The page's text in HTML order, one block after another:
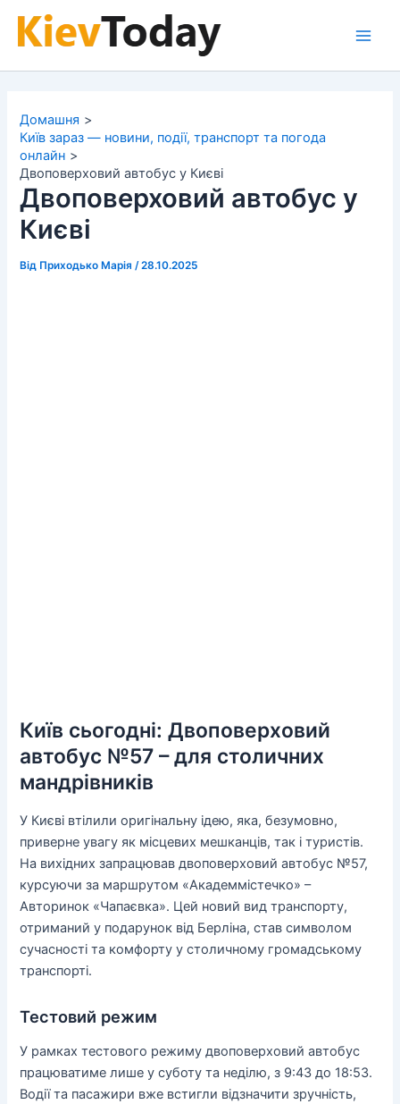
Домашня
Київ зараз — новини, події, транспорт та погода
онлайн
Двоповерховий автобус у Києві
Двоповерховий автобус у
Києві
Від Приходько Марія /28.10.2025
Київ сьогодні: Двоповерховий
автобус №57 – для столичних
мандрівників
У Києві втілили оригінальну ідею, яка, безумовно,
приверне увагу як місцевих мешканців, так і туристів.
На вихідних запрацював двоповерховий автобус №57,
курсуючи за маршрутом «Академмістечко» –
Авторинок «Чапаєвка». Цей новий вид транспорту,
отриманий у подарунок від Берліна, став символом
сучасності та комфорту у столичному громадському
транспорті.
Тестовий режим
У рамках тестового режиму двоповерховий автобус
працюватиме лише у суботу та неділю, з 9:43 до 18:53.
Водії та пасажири вже встигли відзначити зручність,